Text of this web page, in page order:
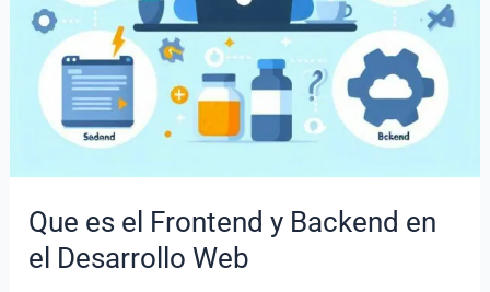
Que es el Frontend y Backend en
el Desarrollo Web